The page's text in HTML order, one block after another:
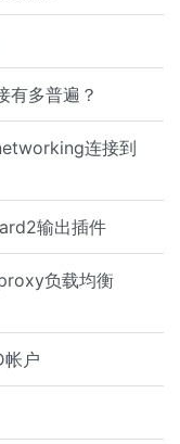
有多普遍？
连接到
输出插件
负载均衡
户